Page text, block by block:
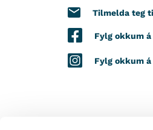
Tilmelda teg
Fylg okkum á
Fylg okkum